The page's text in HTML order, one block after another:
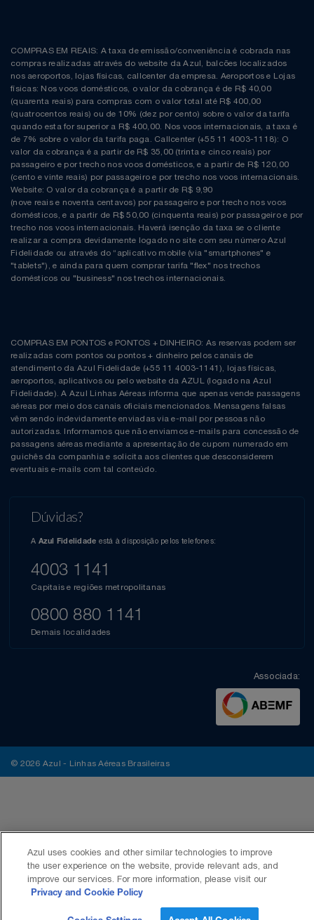
COMPRAS EM REAIS: A taxa de emissão/conveniência é cobrada nas
compras realizadas através do website da Azul, balcões localizados
nos aeroportos, lojas físicas, callcenter da empresa. Aeroportos e Lojas
físicas: Nos voos domésticos, o valor da cobrança é de R$ 40,00
(quarenta reais) para compras com o valor total até R$ 400,00
(quatrocentos reais) ou de 10% (dez por cento) sobre o valor da tarifa
quando esta for superior a R$ 400,00. Nos voos internacionais, a taxa é
de 7% sobre o valor da tarifa paga. Callcenter (+55 11 4003-1118): O
valor da cobrança é a partir de R$ 35,00 (trinta e cinco reais) por
passageiro e por trecho nos voos domésticos, e a partir de R$ 120,00
(cento e vinte reais) por passageiro e por trecho nos voos internacionais.
Website: O valor da cobrança é a partir de R$ 9,90
(nove reais e noventa centavos) por passageiro e por trecho nos voos
domésticos, e a partir de R$ 50,00 (cinquenta reais) por passageiro e por
trecho nos voos internacionais. Haverá isenção da taxa se o cliente
realizar a compra devidamente logado no site com seu número Azul
Fidelidade ou através do “aplicativo mobile (via "smartphones" e
"tablets"), e ainda para quem comprar tarifa "flex" nos trechos
domésticos ou "business" nos trechos internacionais.
COMPRAS EM PONTOS e PONTOS + DINHEIRO: As reservas podem ser
realizadas com pontos ou pontos + dinheiro pelos canais de
atendimento da Azul Fidelidade (+55 11 4003-1141), lojas físicas,
aeroportos, aplicativos ou pelo website da AZUL (logado na Azul
Fidelidade). A Azul Linhas Aéreas informa que apenas vende passagens
aéreas por meio dos canais oficiais mencionados. Mensagens falsas
vêm sendo indevidamente enviadas via e-mail por pessoas não
autorizadas. Informamos que não enviamos e-mails para concessão de
passagens aéreas mediante a apresentação de cupom numerado em
guichês da companhia e solicita aos clientes que desconsiderem
eventuais e-mails com tal conteúdo.
Dúvidas?
A Azul Fidelidade está à disposição pelos telefones:
4003 1141
Capitais e regiões metropolitanas
0800 880 1141
Demais localidades
Associada:
© 2026 Azul - Linhas Aéreas Brasileiras
Azul uses cookies and other similar technologies to improve
the user experience on the website, provide relevant ads, and
improve our services. For more information, please visit our
Privacy and Cookie Policy